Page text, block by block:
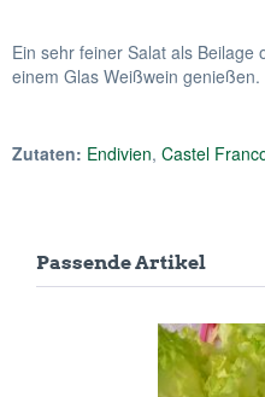
Ein sehr feiner Salat als
einem Glas Weißwein genießen.
Zutaten: Endivien, Castel
Passende Artikel